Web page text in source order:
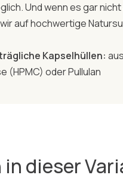
Und wenn es gar
auf hochwertige
Kapselhüllen:
(HPMC) oder Pullulan
in dieser